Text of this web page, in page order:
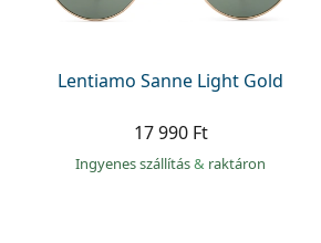
Precision
Lentiamo Sanne Light Gold
17 990 Ft
Ingyenes szállítás& raktáron